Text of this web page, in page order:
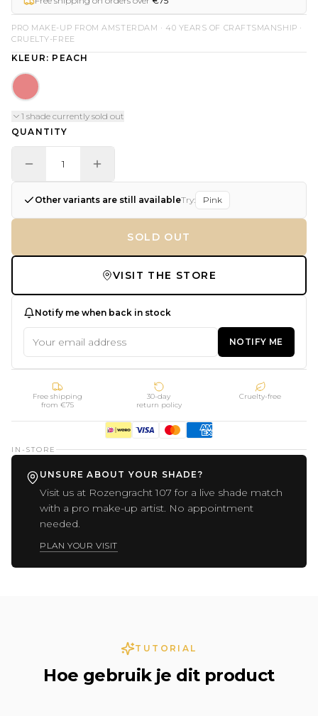
PRO MAKE-UP FROM AMSTERDAM · 40 YEARS OF CRAFTSMANSHIP ·
CRUELTY-FREE
KLEUR : PEACH
1 shade currently sold out
QUANTITY
1
Other variants are still availableTry: Pink
SOLD OUT
VISIT THE STORE
Notify me when back in stock
NOTIFY ME
Free shipping
from €75
30-day
return policy
Cruelty-free
IN-STORE
UNSURE ABOUT YOUR SHADE?
Visit us at Rozengracht 107 for a live shade match
with a pro make-up artist. No appointment
needed.
PLAN YOUR VISIT
TUTORIAL
Hoe gebruik je dit product